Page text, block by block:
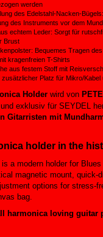
werden
des Edelstahl-Nacken-
des Instruments vor dem Mund
echtem Leder: Sorgt für
Brust
Bequemes Tragen
kragenfreien T-Shirts
aus festem Stoff mit
Platz für Mikro/Kabel
Holder wird von
exklusiv für SEYDEL
Gitarristen mit
holder in the
a modern holder for
magnetic mount, quick-
options for stress-
bag.
harmonica loving guitar